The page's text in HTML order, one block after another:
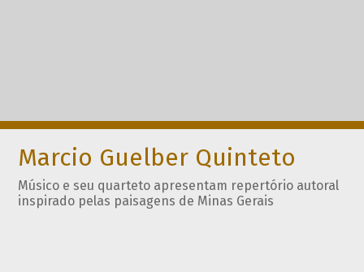
Marcio Guelber Quinteto
Músico e seu quarteto apresentam repertório autoral
inspirado pelas paisagens de Minas Gerais